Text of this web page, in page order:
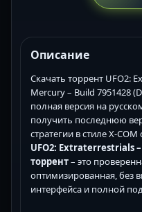
Описание
Скачать торрент UFO2:
Mercury – Build 7951428
полная версия на
получить последнюю
стратегии в стиле X-
UFO2: Extraterrestrials
торрент– это
оптимизированная, без
интерфейса и полной